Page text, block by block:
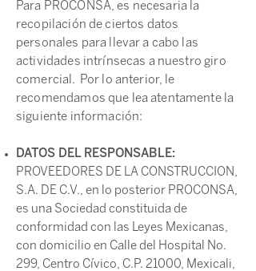
Para PROCONSA, es necesaria la
recopilación de ciertos datos
personales para llevar a cabo las
actividades intrínsecas a nuestro giro
comercial. Por lo anterior, le
recomendamos que lea atentamente la
siguiente información:
DATOS DEL RESPONSABLE:
PROVEEDORES DE LA CONSTRUCCION,
S.A. DE C.V., en lo posterior PROCONSA,
es una Sociedad constituida de
conformidad con las Leyes Mexicanas,
con domicilio en Calle del Hospital No.
299, Centro Cívico, C.P. 21000, Mexicali,